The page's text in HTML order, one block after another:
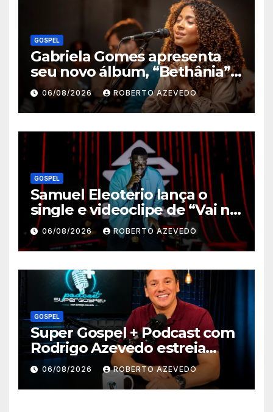
GOSPEL
Gabriela Gomes apresenta
seu novo álbum, “Bethânia”,
e o clipe de “Manso e
Humilde”, com a participação
de Jessé Perão
06/08/2026 ROBERTO AZEVEDO
GOSPEL
Samuel Eleoterio lança o
single e videoclipe de “Vai na
Marcha”
06/08/2026 ROBERTO AZEVEDO
GOSPEL
Super Gospel + Podcast com
Rodrigo Azevedo estreia
nova temporada e reúne
grandes nomes da música
gospel brasileira
06/08/2026 ROBERTO AZEVEDO